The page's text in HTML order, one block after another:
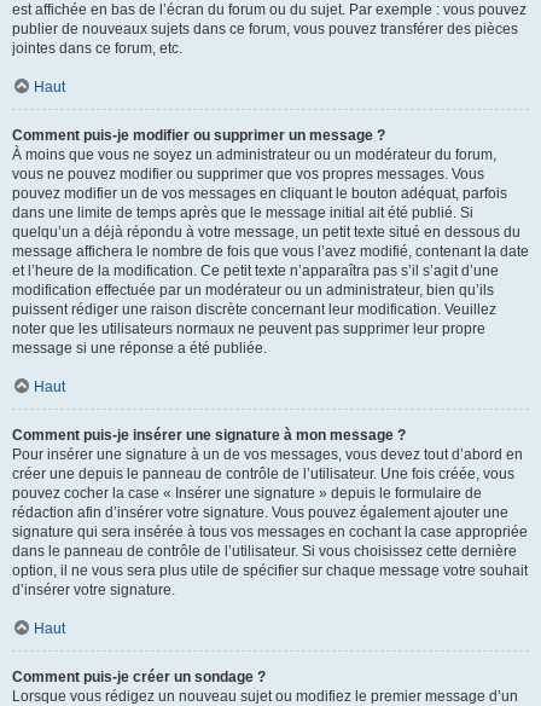
est affichée en bas de l’écran du forum ou du sujet. Par exemple : vous pouvez
publier de nouveaux sujets dans ce forum, vous pouvez transférer des pièces
jointes dans ce forum, etc.
Haut
Comment puis-je modifier ou supprimer un message ?
À moins que vous ne soyez un administrateur ou un modérateur du forum,
vous ne pouvez modifier ou supprimer que vos propres messages. Vous
pouvez modifier un de vos messages en cliquant le bouton adéquat, parfois
dans une limite de temps après que le message initial ait été publié. Si
quelqu’un a déjà répondu à votre message, un petit texte situé en dessous du
message affichera le nombre de fois que vous l’avez modifié, contenant la date
et l’heure de la modification. Ce petit texte n’apparaîtra pas s’il s’agit d’une
modification effectuée par un modérateur ou un administrateur, bien qu’ils
puissent rédiger une raison discrète concernant leur modification. Veuillez
noter que les utilisateurs normaux ne peuvent pas supprimer leur propre
message si une réponse a été publiée.
Haut
Comment puis-je insérer une signature à mon message ?
Pour insérer une signature à un de vos messages, vous devez tout d’abord en
créer une depuis le panneau de contrôle de l’utilisateur. Une fois créée, vous
pouvez cocher la case « Insérer une signature » depuis le formulaire de
rédaction afin d’insérer votre signature. Vous pouvez également ajouter une
signature qui sera insérée à tous vos messages en cochant la case appropriée
dans le panneau de contrôle de l’utilisateur. Si vous choisissez cette dernière
option, il ne vous sera plus utile de spécifier sur chaque message votre souhait
d’insérer votre signature.
Haut
Comment puis-je créer un sondage ?
Lorsque vous rédigez un nouveau sujet ou modifiez le premier message d’un